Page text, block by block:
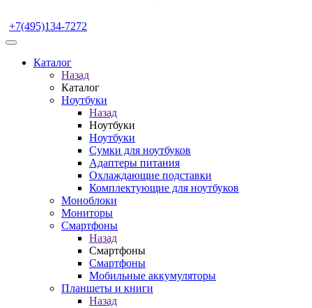
+7(495)134-7272
Каталог
Назад
Каталог
Ноутбуки
Назад
Ноутбуки
Ноутбуки
Сумки для ноутбуков
Адаптеры питания
Охлаждающие подставки
Комплектующие для ноутбуков
Моноблоки
Мониторы
Смартфоны
Назад
Смартфоны
Смартфоны
Мобильные аккумуляторы
Планшеты и книги
Назад